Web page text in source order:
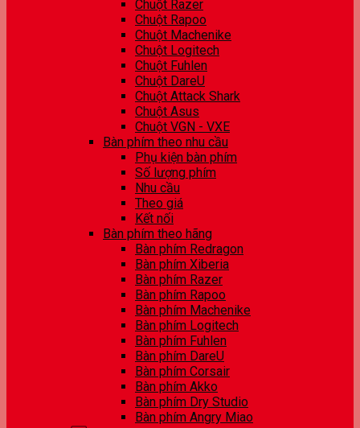
Chuột Razer
Chuột Rapoo
Chuột Machenike
Chuột Logitech
Chuột Fuhlen
Chuột DareU
Chuột Attack Shark
Chuột Asus
Chuột VGN - VXE
Bàn phím theo nhu cầu
Phụ kiện bàn phím
Số lượng phím
Nhu cầu
Theo giá
Kết nối
Bàn phím theo hãng
Bàn phím Redragon
Bàn phím Xiberia
Bàn phím Razer
Bàn phím Rapoo
Bàn phím Machenike
Bàn phím Logitech
Bàn phím Fuhlen
Bàn phím DareU
Bàn phím Corsair
Bàn phím Akko
Bàn phím Dry Studio
Bàn phím Angry Miao